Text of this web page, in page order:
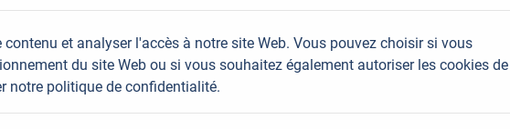
FAQ
Contact
et analyser l'accès à notre site Web. Vous pouvez choisir si vous
du site Web ou si vous souhaitez également autoriser les cookies de
notre politique de confidentialité.